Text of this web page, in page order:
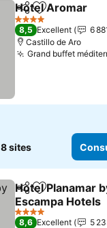
PartagerAjouter à
Hotel Aromar
4 Étoiles
8,5 Excellent
6
Castillo de Aro
Grand buffet
8 sites
PartagerAjouter à
Hotel Planamar
Escampa Hotels
4 Étoiles
8,6 Excellent
5